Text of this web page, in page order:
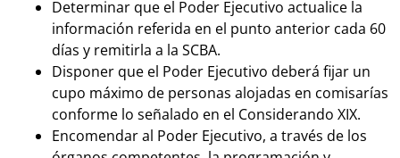
Determinar que el Poder Ejecutivo actualice la
información referida en el punto anterior cada 60
días y remitirla a la SCBA.
Disponer que el Poder Ejecutivo deberá fijar un
cupo máximo de personas alojadas en comisarías
conforme lo señalado en el Considerando XIX.
Encomendar al Poder Ejecutivo, a través de los